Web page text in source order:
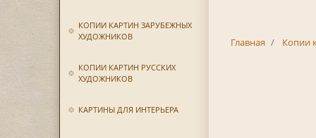
КОПИИ КАРТИН ЗАРУБЕЖНЫХ
ХУДОЖНИКОВ
КОПИИ КАРТИН РУССКИХ
ХУДОЖНИКОВ
КАРТИНЫ ДЛЯ ИНТЕРЬЕРА
Главная Копии